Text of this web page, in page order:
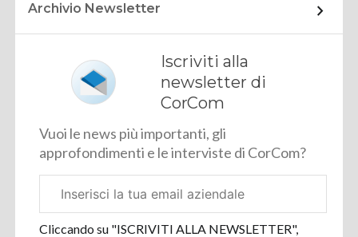
Archivio Newsletter
Iscriviti alla
newsletter di
CorCom
Vuoi le news più importanti, gli
approfondimenti e le interviste di CorCom?
aziendale
Cliccando su "ISCRIVITI ALLA NEWSLETTER",